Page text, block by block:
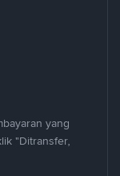
yang
"Ditransfer,